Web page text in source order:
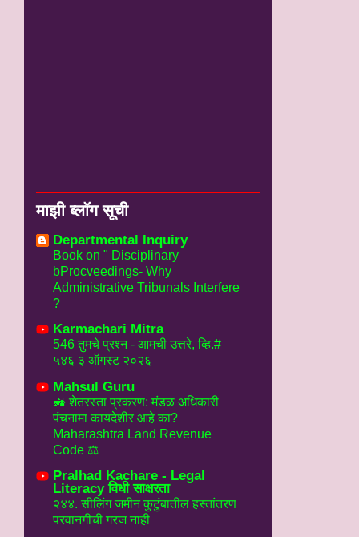
माझी ब्लॉग सूची
Departmental Inquiry
Book on " Disciplinary
bProcveedings- Why
Administrative Tribunals Interfere
?
Karmachari Mitra
546 तुमचे प्रश्न - आमची उत्तरे, व्हि.#
५४६ ३ ऑगस्ट २०२६
Mahsul Guru
🚜 शेतरस्ता प्रकरण: मंडळ अधिकारी
पंचनामा कायदेशीर आहे का?
Maharashtra Land Revenue
Code ⚖️
Pralhad Kachare - Legal
Literacy विधी साक्षरता
२४४. सीलिंग जमीन कुटुंबातील हस्तांतरण
परवानगीची गरज नाही